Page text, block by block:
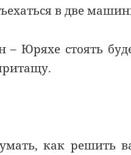
в две
Юряхе стоять
как решить